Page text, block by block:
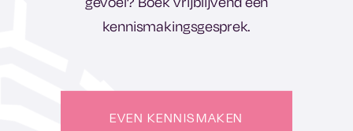
kennismakingsgesprek.
EVEN KENNISMAKEN